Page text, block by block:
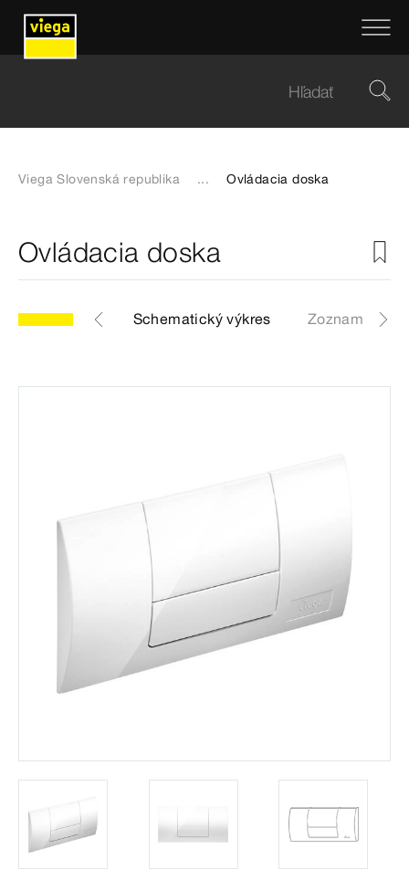
Viega Slovenská republika ... Ovládacia doska
Ovládacia doska
Artikle Schematický výkres Zoznam